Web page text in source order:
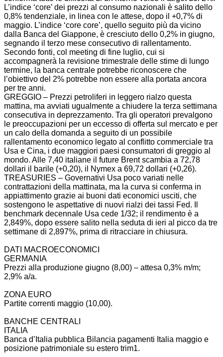
L’indice ‘core’ dei prezzi al consumo nazionali è salito dello
0,8% tendenziale, in linea con le attese, dopo il +0,7% di
maggio. L’indice ‘core core’, quello seguito più da vicino
dalla Banca del Giappone, è cresciuto dello 0,2% in giugno,
segnando il terzo mese consecutivo di rallentamento.
Secondo fonti, col meeting di fine luglio, cui si
accompagnerà la revisione trimestrale delle stime di lungo
termine, la banca centrale potrebbe riconoscere che
l’obiettivo del 2% potrebbe non essere alla portata ancora
per tre anni.
GREGGIO – Prezzi petroliferi in leggero rialzo questa
mattina, ma avviati ugualmente a chiudere la terza settimana
consecutiva in deprezzamento. Tra gli operatori prevalgono
le preoccupazioni per un eccesso di offerta sul mercato e per
un calo della domanda a seguito di un possibile
rallentamento economico legato al conflitto commerciale tra
Usa e Cina, i due maggiori paesi consumatori di greggio al
mondo. Alle 7,40 italiane il future Brent scambia a 72,78
dollari il barile (+0,20), il Nymex a 69,72 dollari (+0,26).
TREASURIES – Governativi Usa poco variati nelle
contrattazioni della mattinata, ma la curva si conferma in
appiattimento grazie ai buoni dati economici usciti, che
sostengono le aspettative di nuovi rialzi dei tassi Fed. Il
benchmark decennale Usa cede 1/32; il rendimento è a
2,849%, dopo essere salito nella seduta di ieri al picco da tre
settimane di 2,897%, prima di ritracciare in chiusura.
DATI MACROECONOMICI
GERMANIA
Prezzi alla produzione giugno (8,00) – attesa 0,3% m/m;
2,9% a/a.
ZONA EURO
Partite correnti maggio (10,00).
BANCHE CENTRALI
ITALIA
Banca d’Italia pubblica Bilancia pagamenti Italia maggio e
posizione patrimoniale su estero trim1.